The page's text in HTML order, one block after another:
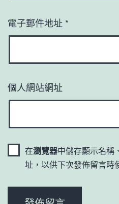
電子郵件地址 *
個人網站網址
在瀏覽器中儲存顯示名稱
址，以供下次發佈留言時